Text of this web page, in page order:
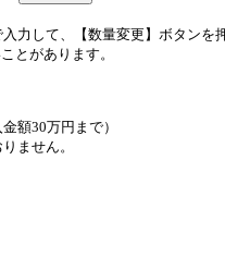
入力して、【数量変更】ボタンを
とがあります。
額30万円まで）
ません。